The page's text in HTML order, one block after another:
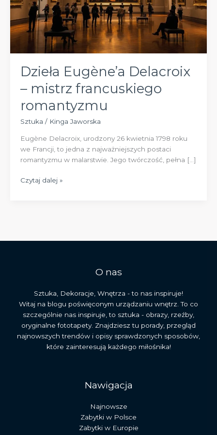
Dzieła Eugène’a Delacroix
– mistrz francuskiego
romantyzmu
Sztuka / Kinga Jaworska
Eugène Delacroix, urodzony 26 kwietnia 1798 roku
we Francji, to jedna z najważniejszych postaci
romantyzmu w malarstwie. Jego twórczość, pełna […]
Dzieła
Czytaj dalej »
O nas
Sztuka, Dekoracje, Wnętrza - to nas inspiruje!
Witaj na blogu poświęconym urządzaniu wnętrz. To co
szczególnie nas inspiruje, to sztuka - obrazy, rzeźby,
oryginalne fototapety. Znajdziesz tu porady, przegląd
najnowszych trendów i opisy sprawdzonych sposobów,
które zainteresują każdego miłośnika!
Nawigacja
Najnowsze
Zabytki w Polsce
Zabytki w Europie